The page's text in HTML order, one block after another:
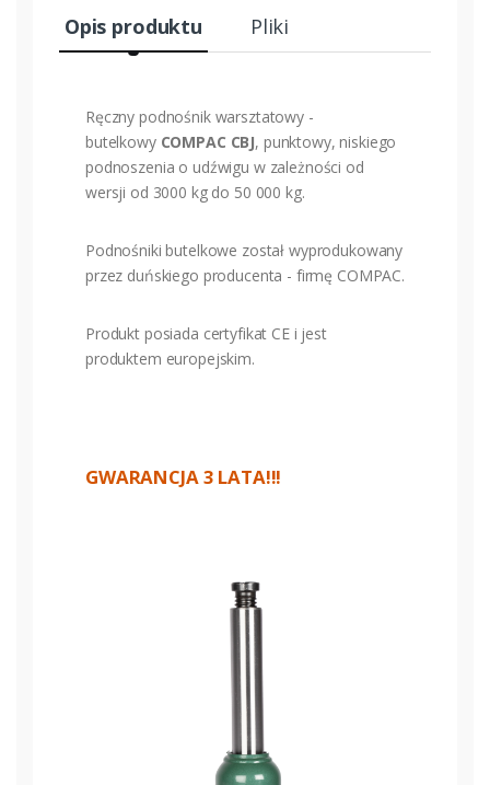
Opis produktu Pliki
Ręczny podnośnik warsztatowy -
butelkowy COMPAC CBJ, punktowy, niskiego
podnoszenia o udźwigu w zależności od
wersji od 3000 kg do 50 000 kg.
Podnośniki butelkowe został wyprodukowany
przez duńskiego producenta - firmę COMPAC.
Produkt posiada certyfikat CE i jest
produktem europejskim.
GWARANCJA 3 LATA!!!